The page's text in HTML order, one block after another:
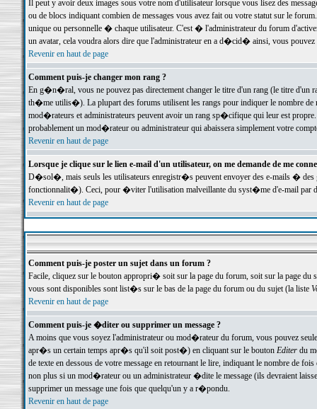
Il peut y avoir deux images sous votre nom d'utilisateur lorsque vous lisez des
ou de blocs indiquant combien de messages vous avez fait ou votre statut sur le
unique ou personnelle � chaque utilisateur. C'est � l'administrateur du forum
un avatar, cela voudra alors dire que l'administrateur en a d�cid� ainsi, vous
Revenir en haut de page
Comment puis-je changer mon rang ?
En g�n�ral, vous ne pouvez pas directement changer le titre d'un rang (le titre d'un
th�me utilis�). La plupart des forums utilisent les rangs pour indiquer le nombre de
mod�rateurs et administrateurs peuvent avoir un rang sp�cifique qui leur est
probablement un mod�rateur ou administrateur qui abaissera simplement votre
Revenir en haut de page
Lorsque je clique sur le lien e-mail d'un utilisateur, on me demande de me
D�sol�, mais seuls les utilisateurs enregistr�s peuvent envoyer des e-mails �
fonctionnalit�). Ceci, pour �viter l'utilisation malveillante du syst�me d'e-mail par
Revenir en haut de page
Comment puis-je poster un sujet dans un forum ?
Facile, cliquez sur le bouton appropri� soit sur la page du forum, soit sur la page du
vous sont disponibles sont list�s sur le bas de la page du forum ou du sujet (la liste
Revenir en haut de page
Comment puis-je �diter ou supprimer un message ?
A moins que vous soyez l'administrateur ou mod�rateur du forum, vous pouvez
apr�s un certain temps apr�s qu'il soit post�) en cliquant sur le bouton Editerdu
de texte en dessous de votre message en retournant le lire, indiquant le nombre
non plus si un mod�rateur ou un administrateur �dite le message (ils devraient
supprimer un message une fois que quelqu'un y a r�pondu.
Revenir en haut de page